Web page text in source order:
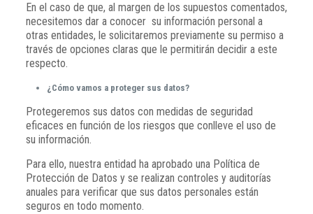
En el caso de que, al margen de los supuestos comentados,
necesitemos dar a conocer su información personal a
otras entidades, le solicitaremos previamente su permiso a
través de opciones claras que le permitirán decidir a este
respecto.
¿Cómo vamos a proteger sus datos?
Protegeremos sus datos con medidas de seguridad
eficaces en función de los riesgos que conlleve el uso de
su información.
Para ello, nuestra entidad ha aprobado una Política de
Protección de Datos y se realizan controles y auditorías
anuales para verificar que sus datos personales están
seguros en todo momento.